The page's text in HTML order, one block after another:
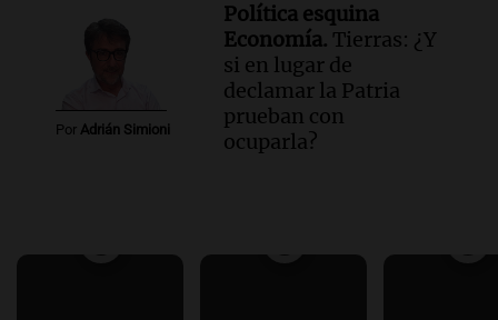
Por Adrián Simioni
Política esquina
Economía. Tierras: ¿Y
si en lugar de
declamar la Patria
prueban con
ocuparla?